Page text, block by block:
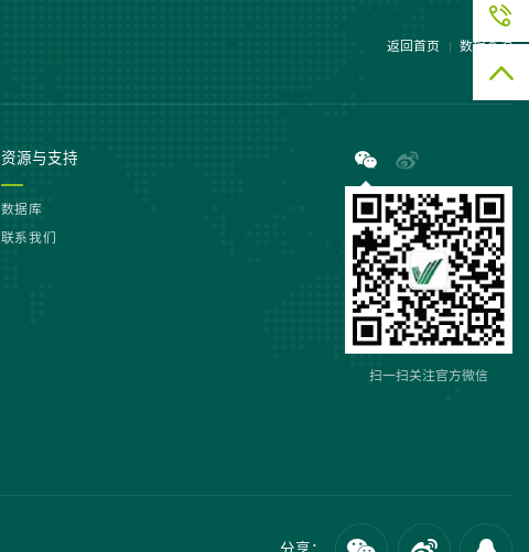
返回首页 数据查询
资源与支持
数据库
联系我们
扫一扫关注官方微信